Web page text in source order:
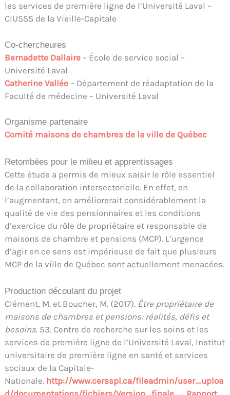
les services de première ligne de l’Université Laval –
CIUSSS de la Vieille-Capitale
Co-chercheures
Bernadette Dallaire – École de service social –
Université Laval
Catherine Vallée – Département de réadaptation de la
Faculté de médecine – Université Laval
Organisme partenaire
Comité maisons de chambres de la ville de Québec
Retombées pour le milieu et apprentissages
Cette étude a permis de mieux saisir le rôle essentiel
de la collaboration intersectorielle. En effet, en
l’augmentant, on améliorerait considérablement la
qualité de vie des pensionnaires et les conditions
d’exercice du rôle de propriétaire et responsable de
maisons de chambre et pensions (MCP). L’urgence
d’agir en ce sens est impérieuse de fait que plusieurs
MCP de la ville de Québec sont actuellement menacées.
Production découlant du projet
Clément, M. et Boucher, M. (2017). Être propriétaire de
maisons de chambres et pensions: réalités, défis et
besoins. 53. Centre de recherche sur les soins et les
services de première ligne de l’Université Laval, Institut
universitaire de première ligne en santé et services
sociaux de la Capitale-
Nationale. http://www.cersspl.ca/fileadmin/user_uploa